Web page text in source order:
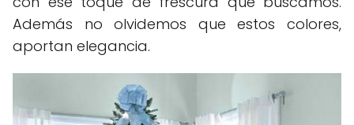
Además no olvidemos que estos colores,
aportan elegancia.